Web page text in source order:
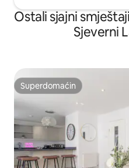
Ostali sjajni
Sjeverni
Superdomaćin
Superdomaćin